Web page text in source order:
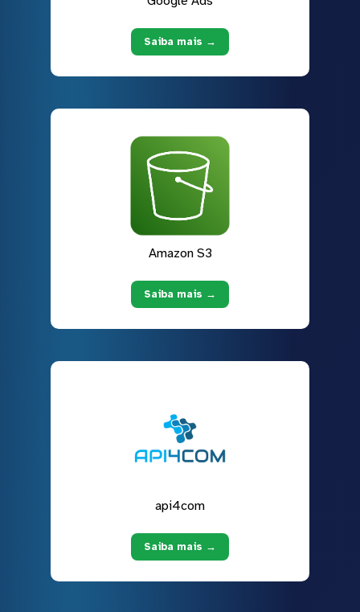
Saiba mais →
Amazon S3
Saiba mais →
api4com
Saiba mais →